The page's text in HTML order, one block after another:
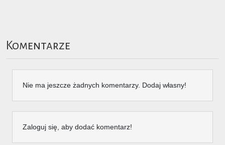
Komentarze
Nie ma jeszcze żadnych komentarzy. Dodaj własny!
Zaloguj się, aby dodać komentarz!